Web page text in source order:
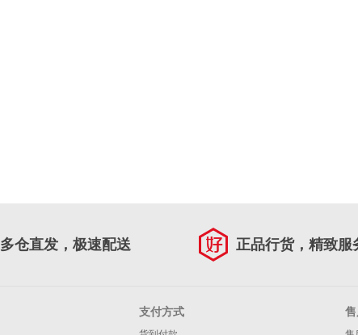
多仓直发，极速配送 正品行货，精致服
支付方式